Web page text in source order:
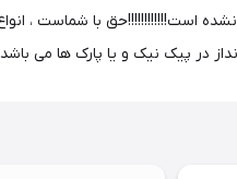
است!!!!!!!!!!!!حق با شماست ،
در پیک نیک و یا پارک ها می